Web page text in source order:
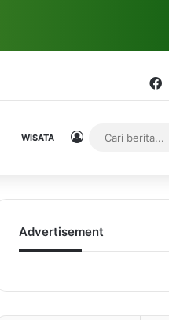
WISATA Log In
Advertisement